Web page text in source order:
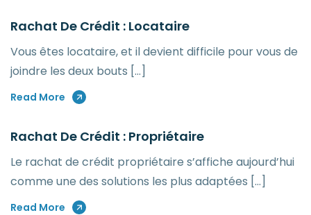
Rachat De Crédit : Locataire
Vous êtes locataire, et il devient difficile pour vous de
joindre les deux bouts […]
Read More
Rachat De Crédit : Propriétaire
Le rachat de crédit propriétaire s’affiche aujourd’hui
comme une des solutions les plus adaptées […]
Read More